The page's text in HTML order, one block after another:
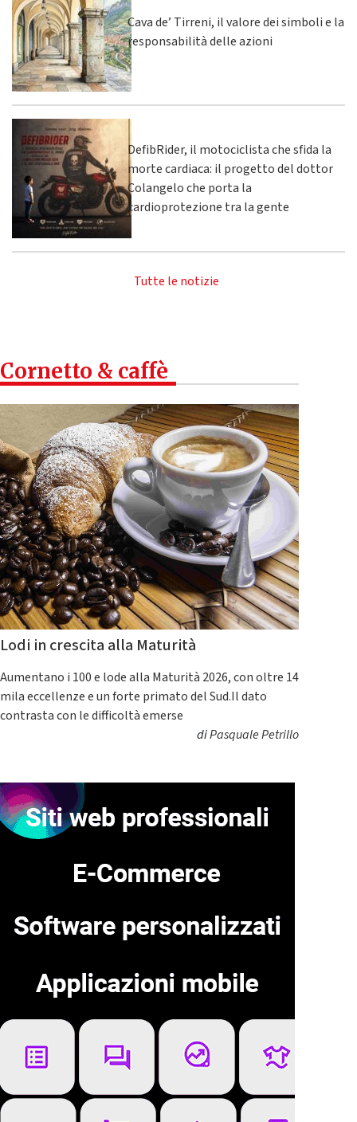
Cava de’ Tirreni, il valore dei simboli e la
responsabilità delle azioni
DefibRider, il motociclista che sfida la
morte cardiaca: il progetto del dottor
Colangelo che porta la
cardioprotezione tra la gente
Tutte le notizie
Cornetto & caffè
Lodi in crescita alla Maturità
Aumentano i 100 e lode alla Maturità 2026, con oltre 14
mila eccellenze e un forte primato del Sud.Il dato
contrasta con le difficoltà emerse
diPasquale Petrillo